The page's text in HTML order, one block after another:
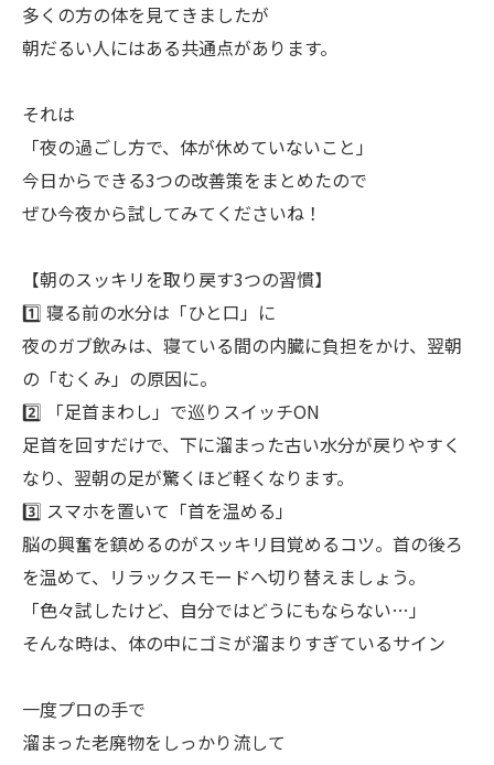
多くの方の体を見てきましたが
朝だるい人にはある共通点があります。
それは
「夜の過ごし方で、体が休めていないこと」
今日からできる3つの改善策をまとめたので
ぜひ今夜から試してみてくださいね！
【朝のスッキリを取り戻す3つの習慣】
1️⃣ 寝る前の水分は「ひと口」に
夜のガブ飲みは、寝ている間の内臓に負担をかけ、翌朝
の「むくみ」の原因に。
2️⃣ 「足首まわし」で巡りスイッチON
足首を回すだけで、下に溜まった古い水分が戻りやすく
なり、翌朝の足が驚くほど軽くなります。
3️⃣ スマホを置いて「首を温める」
脳の興奮を鎮めるのがスッキリ目覚めるコツ。首の後ろ
を温めて、リラックスモードへ切り替えましょう。
「色々試したけど、自分ではどうにもならない…」
そんな時は、体の中にゴミが溜まりすぎているサイン
一度プロの手で
溜まった老廃物をしっかり流して